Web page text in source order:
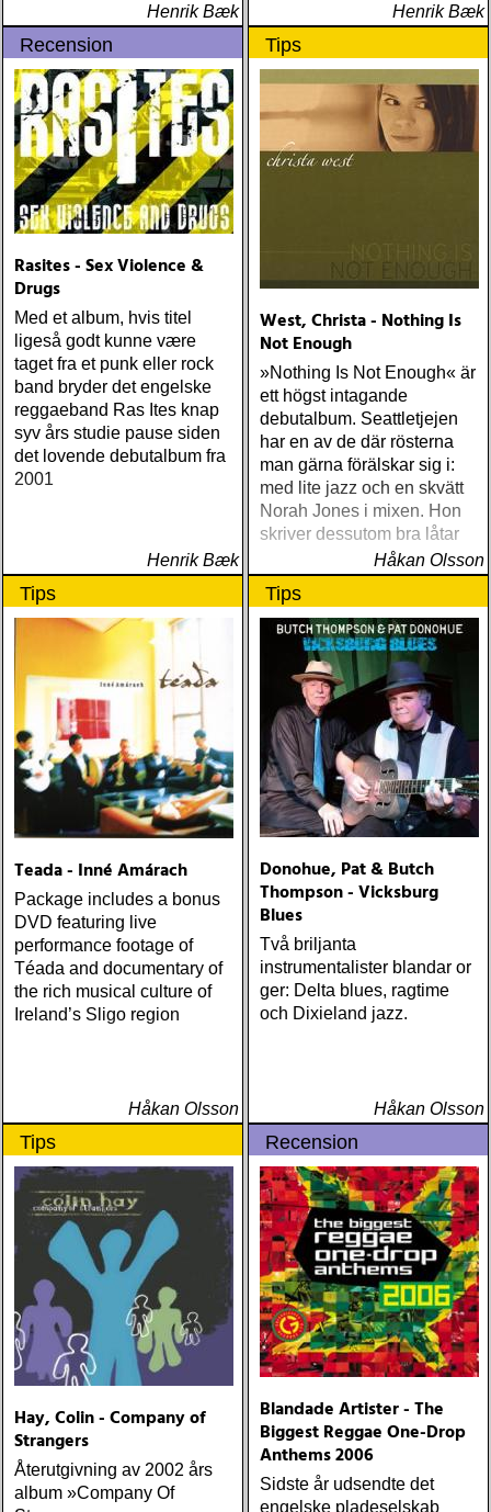
Henrik Bæk
Henrik Bæk
Recension
Rasites - Sex Violence &
Drugs
Med et album, hvis titel
ligeså godt kunne være
taget fra et punk eller rock
band bryder det engelske
reggaeband Ras Ites knap
syv års studie pause siden
det lovende debutalbum fra
2001
Henrik Bæk
Tips
West, Christa - Nothing Is
Not Enough
»Nothing Is Not Enough« är
ett högst intagande
debutalbum. Seattletjejen
har en av de där rösterna
man gärna förälskar sig i:
med lite jazz och en skvätt
Norah Jones i mixen. Hon
skriver dessutom bra låtar
Håkan Olsson
Tips
Teada - Inné Amárach
Package includes a bonus
DVD featuring live
performance footage of
Téada and documentary of
the rich musical culture of
Ireland’s Sligo region
Håkan Olsson
Tips
Donohue, Pat & Butch
Thompson - Vicksburg
Blues
Två briljanta
instrumentalister blandar or
ger: Delta blues, ragtime
och Dixieland jazz.
Håkan Olsson
Tips
Hay, Colin - Company of
Strangers
Återutgivning av 2002 års
album »Company Of
Recension
Blandade Artister - The
Biggest Reggae One-Drop
Anthems 2006
Sidste år udsendte det
engelske pladeselskab